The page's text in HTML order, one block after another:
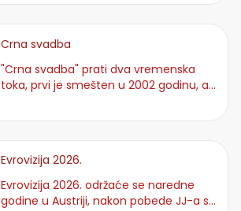
Crna svadba
"Crna svadba" prati dva vremenska
toka, prvi je smešten u 2002 godinu, a
Evrovizija 2026.
Evrovizija 2026. održaće se naredne
godine u Austriji, nakon pobede JJ-a sa